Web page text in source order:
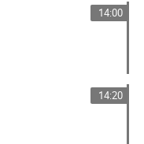
14:00
14:20